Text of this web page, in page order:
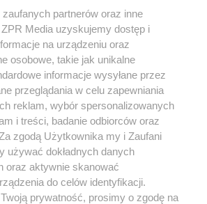
2700–7500 ° K
12830 1 metr LUX
818
partnerów oraz inne
Media uzyskujemy dostęp i
na urządzeniu oraz
osobowe, takie jak unikalne
informacje wysyłane przez
przeglądania w celu zapewniania
reklam, wybór spersonalizowanych
i treści, badanie odbiorców oraz
zgodą Użytkownika my i Zaufani
używać dokładnych danych
oraz aktywnie skanować
do celów identyfikacji.
prywatność, prosimy o zgodę na